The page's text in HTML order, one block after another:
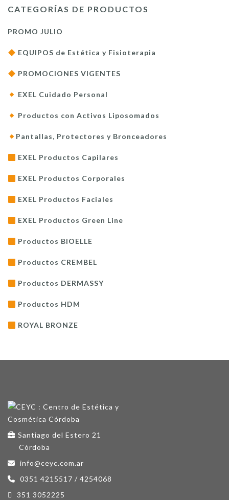
CATEGORÍAS DE PRODUCTOS
PROMO JULIO
EQUIPOS de Estética y Fisioterapia
PROMOCIONES VIGENTES
EXEL Cuidado Personal
Productos con Activos Liposomados
Pantallas, Protectores y Bronceadores
EXEL Productos Capilares
EXEL Productos Corporales
EXEL Productos Faciales
EXEL Productos Green Line
Productos BIOELLE
Productos CREMBEL
Productos DERMASSY
Productos HDM
ROYAL BRONZE
Santiago del Estero 21
Córdoba
info@ceyc.com.ar
0351 4215517 / 4254068
351 3052225